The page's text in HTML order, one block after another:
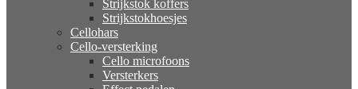
Strijkstok koffers
Strijkstokhoesjes
Cellohars
Cello-versterking
Cello microfoons
Versterkers